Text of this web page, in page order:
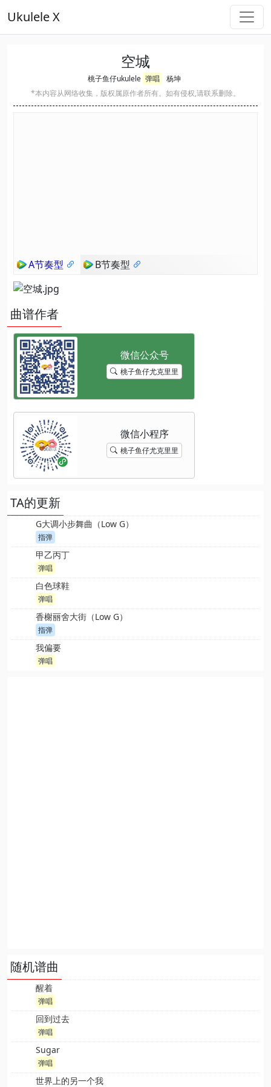
Ukulele X
空城
桃子鱼仔ukulele 弹唱
杨坤
*本内容从网络收集，版权属原作者所有。如有侵权,请联系删除。
A节奏型 B节奏型
曲谱作者
桃子鱼仔尤克里里
桃子鱼仔尤克里里
TA的更新
G大调小步舞曲（Low G）
指弹
甲乙丙丁
弹唱
白色球鞋
弹唱
香榭丽舍大街（Low G）
指弹
我偏要
弹唱
随机谱曲
醒着
弹唱
回到过去
弹唱
Sugar
弹唱
世界上的另一个我